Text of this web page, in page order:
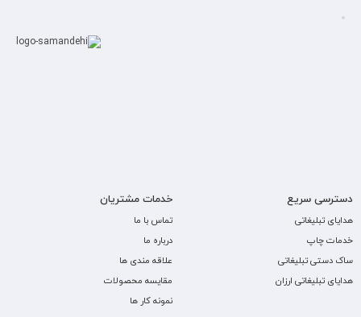
دسترسی سریع
هدایای تبلیغاتی
خدمات چاپ
ساک دستی تبلیغاتی
هدایای تبلیغاتی ارزان
خدمات مشتریان
تماس با ما
درباره ما
علاقه مندی ها
مقایسه محصولات
نمونه کار ها